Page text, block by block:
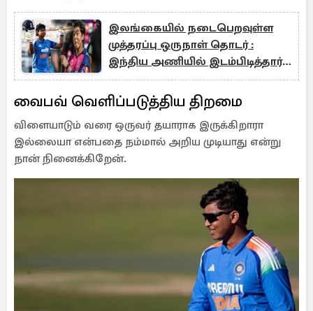
இலங்கையில் நடைபெறவுள்ள
முத்தரப்பு ஒருநாள் தொடர் :
இந்திய அணியில் இடம்பிடித்தார்
வைபவ் சூர்யவன்ஷி
வைபவ் வெளிப்படுத்திய திறமை
விளையாடும் வரை ஒருவர் தயாராக இருக்கிறாரா
இல்லையா என்பதை நம்மால் அறிய முடியாது என்று
நான் நினைக்கிறேன்.